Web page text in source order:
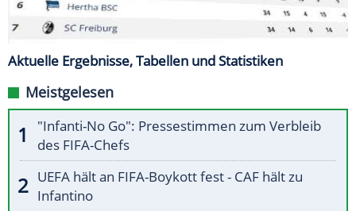
Aktuelle Ergebnisse, Tabellen und Statistiken
Meistgelesen
"Infanti-No Go": Pressestimmen zum Verbleib
des FIFA-Chefs
UEFA hält an FIFA-Boykott fest - CAF hält zu
Infantino